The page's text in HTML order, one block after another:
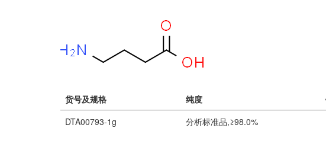
货号及规格 纯度
DTA00793-1g
分析标准品,≥98.0%